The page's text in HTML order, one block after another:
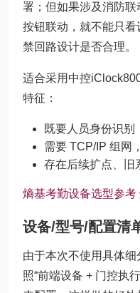
署；但如果涉及消防
按钮联动，就不能只
禁回路设计是否合理。
适合采用中控
特征：
既要人员身份识别
需要 TCP/IP 组网
存在后续扩点、旧
熵基考勤设备选型参考
设备/型号/配置清
由于本次不使用具体
照“前端设备 + 门控执